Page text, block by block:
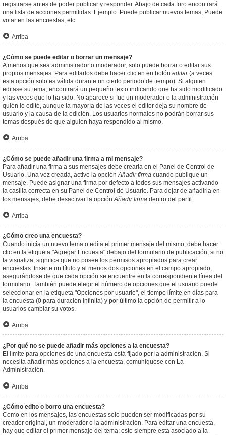
registrarse antes de poder publicar y responder. Abajo de cada foro encontrará
una lista de acciones permitidas. Ejemplo: Puede publicar nuevos temas, Puede
votar en las encuestas, etc.
Arriba
¿Cómo se puede editar o borrar un mensaje?
A menos que sea administrador o moderador, solo puede borrar o editar sus
propios mensajes. Para editarlos debe hacer clic en en botón editar(a veces
esta opción solo es válida durante un cierto periodo de tiempo). Si alguien
editase su tema, encontrará un pequeño texto indicando que ha sido modificado
y las veces que lo ha sido. No aparece si fue un moderador o la administración
quién lo editó, aunque la mayoría de las veces el editor deja su nombre de
usuario y la causa de la edición. Los usuarios normales no podrán borrar sus
temas después de que alguien haya respondido al mismo.
Arriba
¿Cómo se puede añadir una firma a mi mensaje?
Para añadir una firma a sus mensajes debe crearla en el Panel de Control de
Usuario. Una vez creada, active la opciónAñadir firma cuando publique un
mensaje. Puede asignar una firma por defecto a todos sus mensajes activando
la casilla correcta en su Panel de Control de Usuario. Para dejar de añadirla en
los mensajes, debe desactivar la opciónAñadir firma dentro del perfil.
Arriba
¿Cómo creo una encuesta?
Cuando inicia un nuevo tema o edita el primer mensaje del mismo, debe hacer
clic en la etiqueta "Agregar Encuesta" debajo del formulario de publicación; si no
la visualiza, significa que no posee los permisos apropiados para crear
encuestas. Inserte un título y al menos dos opciones en el campo apropiado,
asegurándose de que cada opción se encuentre en la correspondiente línea del
formulario. También puede elegir el número de opciones que el usuario puede
seleccionar en la etiqueta "Opciones por usuario", el tiempo límite en días para
la encuesta (0 para duración infinita) y por último la opción de permitir a lo
usuarios cambiar su votos.
Arriba
¿Por qué no se puede añadir más opciones a la encuesta?
El límite para opciones de una encuesta está fijado por la administración. Si
necesita añadir más opciones a la encuesta, comuníquese con La
Administración.
Arriba
¿Cómo edito o borro una encuesta?
Como en los mensajes, las encuestas solo pueden ser modificadas por su
creador original, un moderador o la administración. Para editar una encuesta,
hay que editar el primer mensaje del tema; este siempre esta asociado a la